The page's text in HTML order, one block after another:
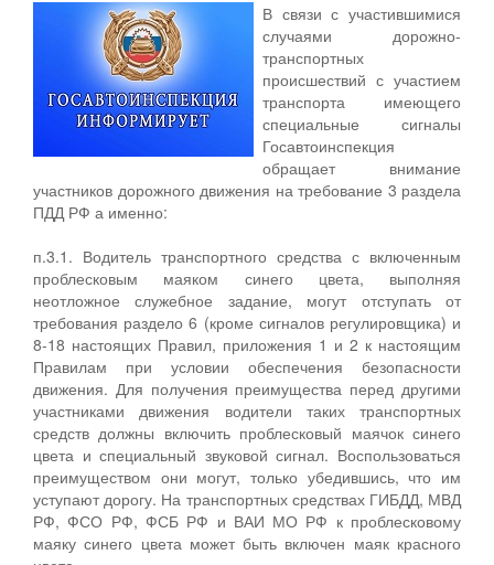
В связи с участившимися
случаями дорожно-
транспортных
происшествий с участием
транспорта имеющего
специальные сигналы
Госавтоинспекция
обращает внимание
участников дорожного движения на требование 3 раздела
ПДД РФ а именно:
п.3.1. Водитель транспортного средства с включенным
проблесковым маяком синего цвета, выполняя
неотложное служебное задание, могут отступать от
требования раздело 6 (кроме сигналов регулировщика) и
8-18 настоящих Правил, приложения 1 и 2 к настоящим
Правилам при условии обеспечения безопасности
движения. Для получения преимущества перед другими
участниками движения водители таких транспортных
средств должны включить проблесковый маячок синего
цвета и специальный звуковой сигнал. Воспользоваться
преимуществом они могут, только убедившись, что им
уступают дорогу. На транспортных средствах ГИБДД, МВД
РФ, ФСО РФ, ФСБ РФ и ВАИ МО РФ к проблесковому
маяку синего цвета может быть включен маяк красного